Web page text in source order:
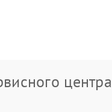
центра